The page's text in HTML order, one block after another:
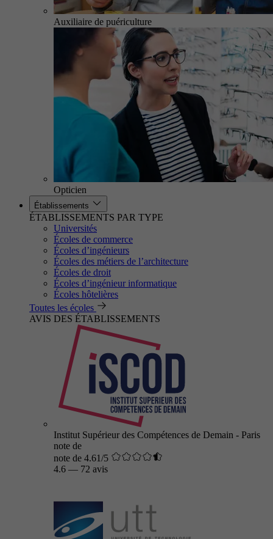
Auxiliaire de puériculture
Opticien
Établissements
ÉTABLISSEMENTS PAR TYPE
Universités
Écoles de commerce
Écoles d’ingénieurs
Écoles des métiers de l’architecture
Écoles de droit
Écoles d’ingénieur informatique
Écoles hôtelières
Toutes les écoles
AVIS DES ÉTABLISSEMENTS
Institut Supérieur des Compétences de Demain - Paris
note de
note de 4.61/5
4.6 — 72 avis